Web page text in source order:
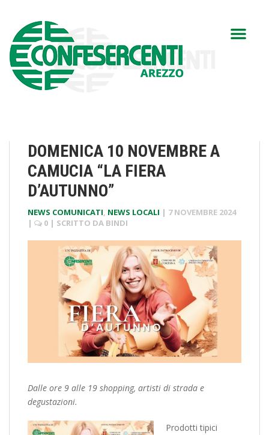
DOMENICA 10 NOVEMBRE A
CAMUCIA “LA FIERA
D’AUTUNNO”
NEWS COMUNICATI, NEWS LOCALI | 7 NOVEMBRE 2024
|
0 | SCRITTO DA BINDI
Dalle ore 9 alle 19 shopping, artisti di strada e
degustazioni.
Prodotti tipici